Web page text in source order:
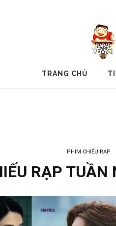
TRANG CHỦ
PHIM CHIẾU RẠP
RẠP